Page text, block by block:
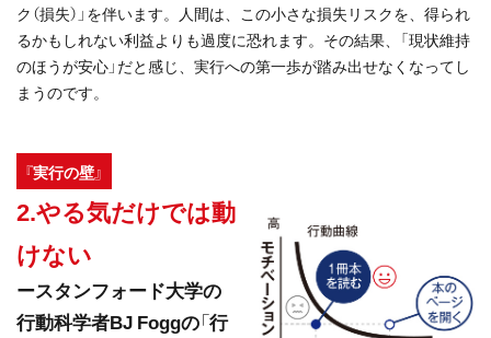
ク（損失）」を伴います。人間は、この小さな損失リスクを、得られ
るかもしれない利益よりも過度に恐れます。その結果、「現状維持
のほうが安心」だと感じ、実行への第一歩が踏み出せなくなってし
まうのです。
『実行の壁』
2.やる気だけでは動
けない
ースタンフォード大学の
行動科学者BJ Foggの「行